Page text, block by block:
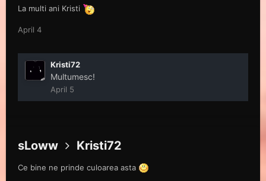
La multi ani Kristi
April 4
Kristi72
Multumesc!
April 5
sLoww Kristi72
Ce bine ne prinde culoarea asta